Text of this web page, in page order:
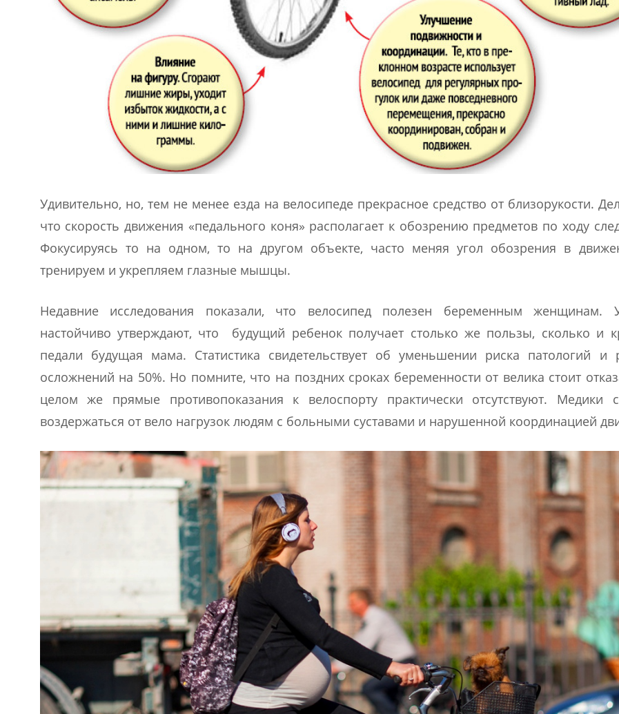
Удивительно, но, тем не менее езда на велосипеде прекрасное средство от близорукости.
что скорость движения «педального коня» располагает к обозрению предметов по ходу
Фокусируясь то на одном, то на другом объекте, часто меняя угол обозрения в
тренируем и укрепляем глазные мышцы.
Недавние исследования показали, что велосипед полезен беременным женщинам.
настойчиво утверждают, что будущий ребенок получает столько же пользы, сколько и
педали будущая мама. Статистика свидетельствует об уменьшении риска патологий и
осложнений на 50%. Но помните, что на поздних сроках беременности от велика стоит
целом же прямые противопоказания к велоспорту практически отсутствуют. Медики
воздержаться от вело нагрузок людям с больными суставами и нарушенной координацией